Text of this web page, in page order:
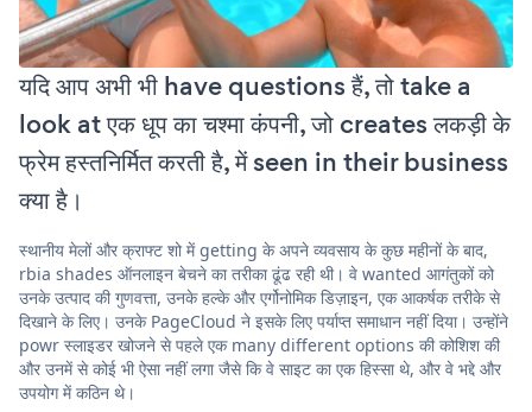
यदि आप अभी भी have questions हैं, तो take a
look at एक धूप का चश्मा कंपनी, जो creates लकड़ी के
फ्रेम हस्तनिर्मित करती है, में seen in their business
क्या है।
स्थानीय मेलों और क्राफ्ट शो में getting के अपने व्यवसाय के कुछ महीनों के बाद,
rbia shades ऑनलाइन बेचने का तरीका ढूंढ रही थी। वे wanted आगंतुकों को
उनके उत्पाद की गुणवत्ता, उनके हल्के और एर्गोनोमिक डिज़ाइन, एक आकर्षक तरीके से
दिखाने के लिए। उनके PageCloud ने इसके लिए पर्याप्त समाधान नहीं दिया। उन्होंने
powr स्लाइडर खोजने से पहले एक many different options की कोशिश की
और उनमें से कोई भी ऐसा नहीं लगा जैसे कि वे साइट का एक हिस्सा थे, और वे भद्दे और
उपयोग में कठिन थे।